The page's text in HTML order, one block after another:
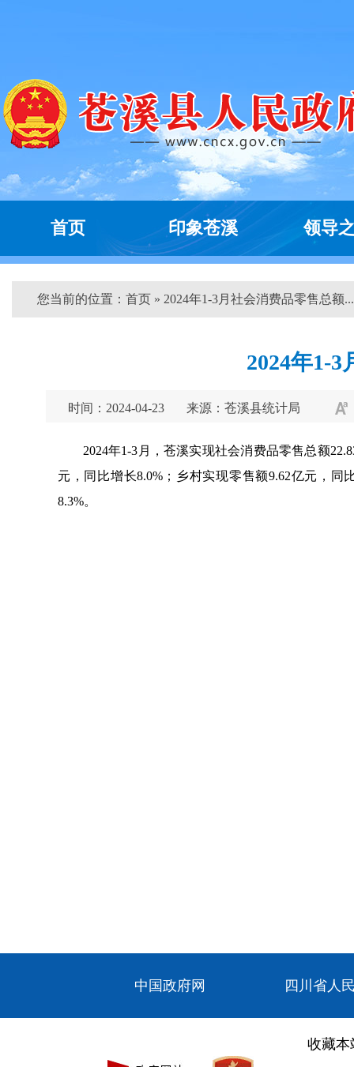
首页 印象苍溪 领导
您当前的位置： 首页 » 2024年1-3月社会消费品零售总额
2024年1-
时间：2024-04-23 来源：苍溪县统计局
2024年1-3月，苍溪实现社会消费品零售总额
元，同比增长8.0%；乡村实现零售额9.62亿元，同
8.3%。
中国政府网 四川省人
收藏本